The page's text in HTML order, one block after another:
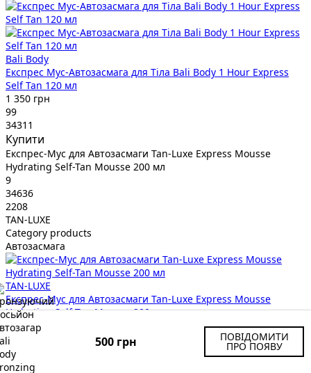
500 грн ПОВІДОМИТИ
ПРО ПОЯВУ
Bali Body
Експрес Мус-Автозасмага для Тіла Bali Body 1 Hour Express
Self Tan 120 мл
1 350 грн
99
34311
Купити
Експрес-Мус для Автозасмаги Tan-Luxe Express Mousse
Hydrating Self-Tan Mousse 200 мл
9
34636
2208
TAN-LUXE
Category products
Автозасмага
TAN-LUXE
Експрес-Мус для Автозасмаги Tan-Luxe Express Mousse
Hydrating Self-Tan Mousse 200 мл
2 208 грн
99
34636
Купити